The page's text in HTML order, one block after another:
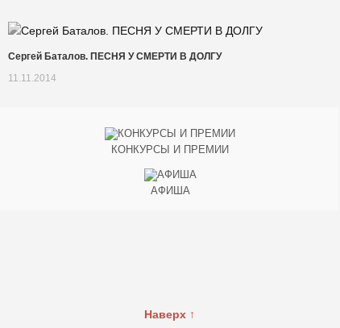
Сергей Баталов. ПЕСНЯ У СМЕРТИ В ДОЛГУ
11.11.2014
КОНКУРСЫ И ПРЕМИИ
АФИША
Наверх ↑